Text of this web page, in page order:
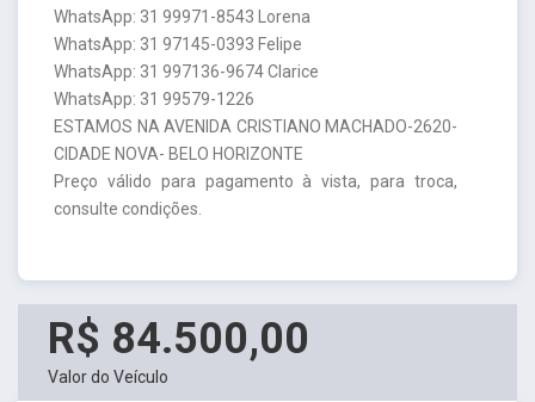
WhatsApp: 31 99971-8543 Lorena
WhatsApp: 31 97145-0393 Felipe
WhatsApp: 31 997136-9674 Clarice
WhatsApp: 31 99579-1226
ESTAMOS NA AVENIDA CRISTIANO MACHADO-2620-
CIDADE NOVA- BELO HORIZONTE
Preço válido para pagamento à vista, para troca,
consulte condições.
R$ 84.500,00
Valor do Veículo